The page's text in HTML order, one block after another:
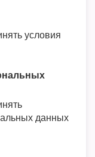
условия
данных